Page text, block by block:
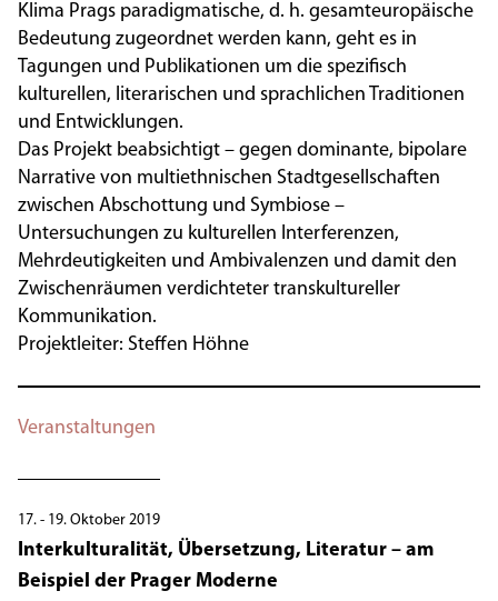
Klima Prags paradigmatische, d. h. gesamteuropäische
Bedeutung zugeordnet werden kann, geht es in
Tagungen und Publikationen um die spezifisch
kulturellen, literarischen und sprachlichen Traditionen
und Entwicklungen.
Das Projekt beabsichtigt – gegen dominante, bipolare
Narrative von multiethnischen Stadtgesellschaften
zwischen Abschottung und Symbiose –
Untersuchungen zu kulturellen Interferenzen,
Mehrdeutigkeiten und Ambivalenzen und damit den
Zwischenräumen verdichteter transkultureller
Kommunikation.
Projektleiter: Steffen Höhne
Veranstaltungen
17. - 19. Oktober 2019
Interkulturalität, Übersetzung, Literatur – am
Beispiel der Prager Moderne